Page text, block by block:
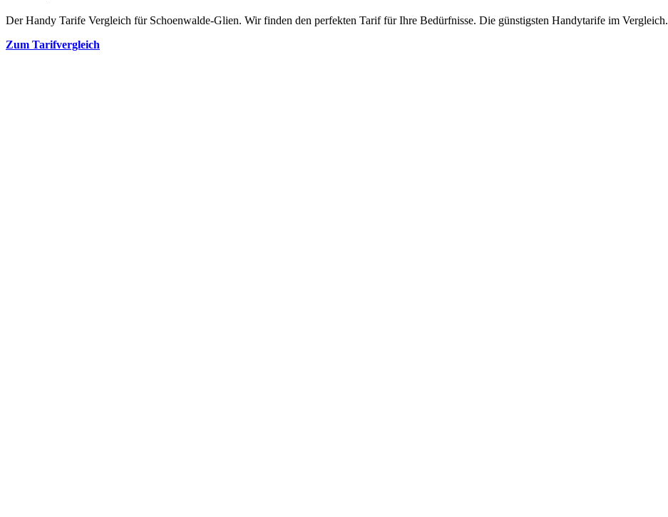
Der Handy Tarife Vergleich für Schoenwalde-Glien. Wir finden den perfekten Tarif für Ihre Bedürfnisse. Die günstigsten Handytarife im Vergleich.
Zum Tarifvergleich